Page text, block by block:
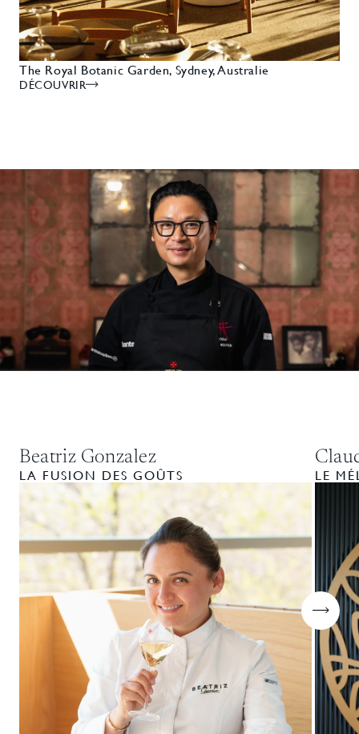
The Royal Botanic Garden, Sydney, Australie
DÉCOUVRIR
Beatriz Gonzalez
LA FUSION DES GOÛTS LE